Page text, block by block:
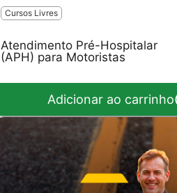
Cursos Livres
Atendimento Pré-Hospitalar
(APH) para Motoristas
Adicionar ao carrinho